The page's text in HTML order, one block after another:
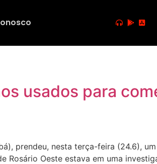
usados para
prendeu, nesta terça-feira (24.6),
Rosário Oeste estava em uma